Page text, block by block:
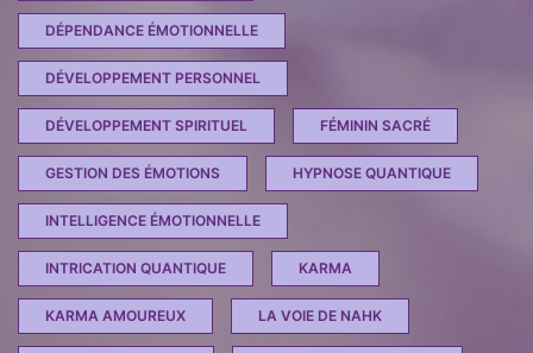
DÉPENDANCE ÉMOTIONNELLE
DÉVELOPPEMENT PERSONNEL
DÉVELOPPEMENT SPIRITUEL FÉMININ SACRÉ
GESTION DES ÉMOTIONS HYPNOSE QUANTIQUE
INTELLIGENCE ÉMOTIONNELLE
INTRICATION QUANTIQUE KARMA
KARMA AMOUREUX LA VOIE DE NAHK